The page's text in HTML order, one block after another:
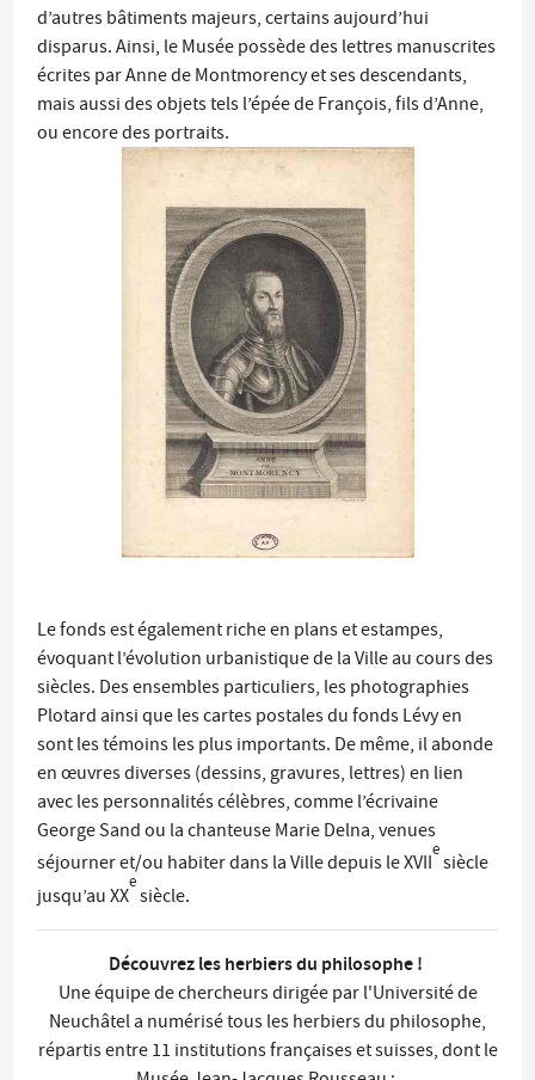
d’autres bâtiments majeurs, certains aujourd’hui
disparus. Ainsi, le Musée possède des lettres manuscrites
écrites par Anne de Montmorency et ses descendants,
mais aussi des objets tels l’épée de François, fils d’Anne,
ou encore des portraits.
Le fonds est également riche en plans et estampes,
évoquant l’évolution urbanistique de la Ville au cours des
siècles. Des ensembles particuliers, les photographies
Plotard ainsi que les cartes postales du fonds Lévy en
sont les témoins les plus importants. De même, il abonde
en œuvres diverses (dessins, gravures, lettres) en lien
avec les personnalités célèbres, comme l’écrivaine
George Sand ou la chanteuse Marie Delna, venues
séjourner et/ou habiter dans la Ville depuis le XVII
e
siècle
jusqu’au XX
e
siècle.
Découvrez les herbiers du philosophe !
Une équipe de chercheurs dirigée par l'Université de
Neuchâtel a numérisé tous les herbiers du philosophe,
répartis entre 11 institutions françaises et suisses, dont le